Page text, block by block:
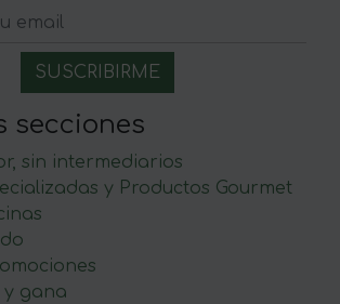
secciones
sin intermediarios
y Productos Gourmet
y gana